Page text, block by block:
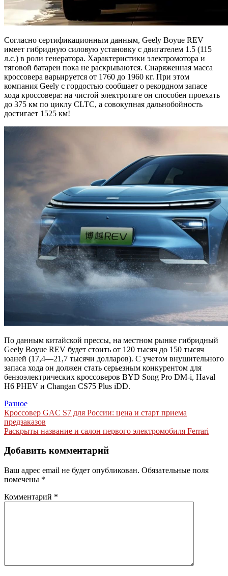
Согласно сертификационным данным, Geely Boyue REV
имеет гибридную силовую установку с двигателем 1.5 (115
л.с.) в роли генератора. Характеристики электромотора и
тяговой батареи пока не раскрываются. Снаряженная масса
кроссовера варьируется от 1760 до 1960 кг. При этом
компания Geely с гордостью сообщает о рекордном запасе
хода кроссовера: на чистой электротяге он способен проехать
до 375 км по циклу CLTC, а совокупная дальнобойность
достигает 1525 км!
По данным китайской прессы, на местном рынке гибридный
Geely Boyue REV будет стоить от 120 тысяч до 150 тысяч
юаней (17,4—21,7 тысячи долларов). С учетом внушительного
запаса хода он должен стать серьезным конкурентом для
бензоэлектрических кроссоверов BYD Song Pro DM‑i, Haval
H6 PHEV и Changan CS75 Plus iDD.
Разное
Навигация
по
Кроссовер GAC S7 для России: цена и старт приема
предзаказов
Раскрыты название и салон первого электромобиля Ferrari
Добавить комментарий
Ваш адрес email не будет опубликован. Обязательные поля
помечены *
Комментарий *